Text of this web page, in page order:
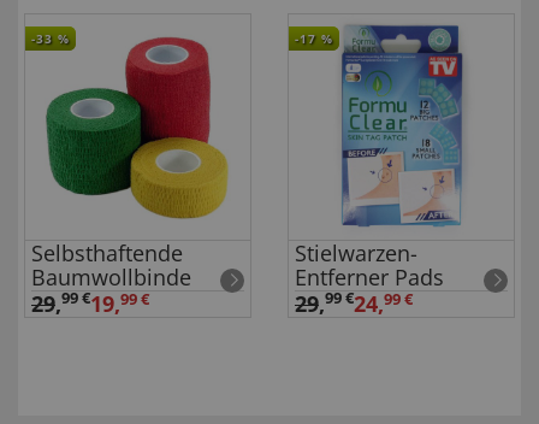
-33 %
Selbsthaftende
Baumwollbinde
29,99 €19,99 €
-17 %
Stielwarzen-
Entferner Pads
29,99 €24,99 €